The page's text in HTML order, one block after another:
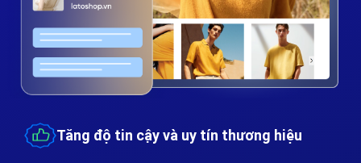
Tăng độ tin cậy và uy tín thương hiệu